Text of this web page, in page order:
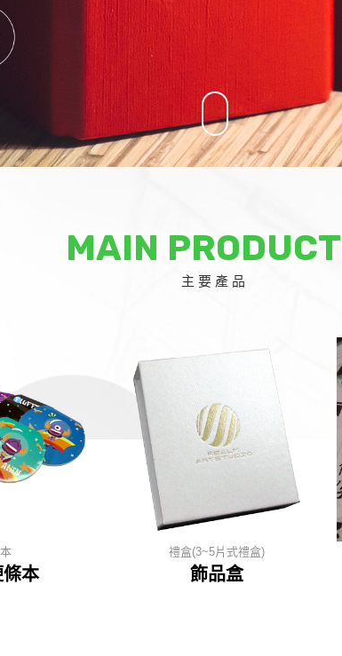
MAIN
主要產品
禮盒(3~5片式禮盒)